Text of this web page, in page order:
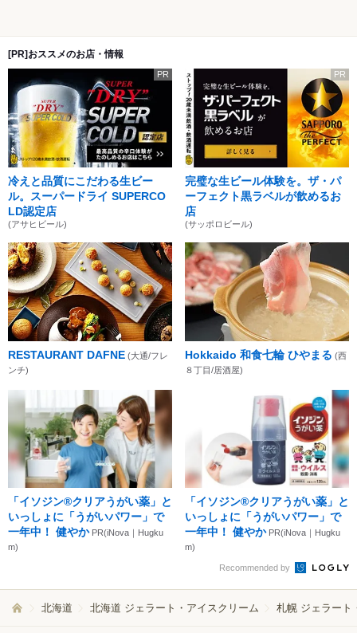
[PR]おススメのお店・情報
PR
冷えと品質にこだわる生ビー
ル。スーパードライ SUPERCO
LD認定店
(アサヒビール)
PR
完璧な生ビール体験を。ザ・パ
ーフェクト黒ラベルが飲めるお
店
(サッポロビール)
RESTAURANT DAFNE (大通/フレ
ンチ)
Hokkaido 和食七輪 ひやまる (西
８丁目/居酒屋)
「イソジン®クリアうがい薬」と
いっしょに「うがいパワー」で
一年中！ 健やか PR(iNova｜Hugku
m)
「イソジン®クリアうがい薬」と
いっしょに「うがいパワー」で
一年中！ 健やか PR(iNova｜Hugku
m)
Recommended by
北海道 北海道 ジェラート・アイスクリーム 札幌 ジェラート